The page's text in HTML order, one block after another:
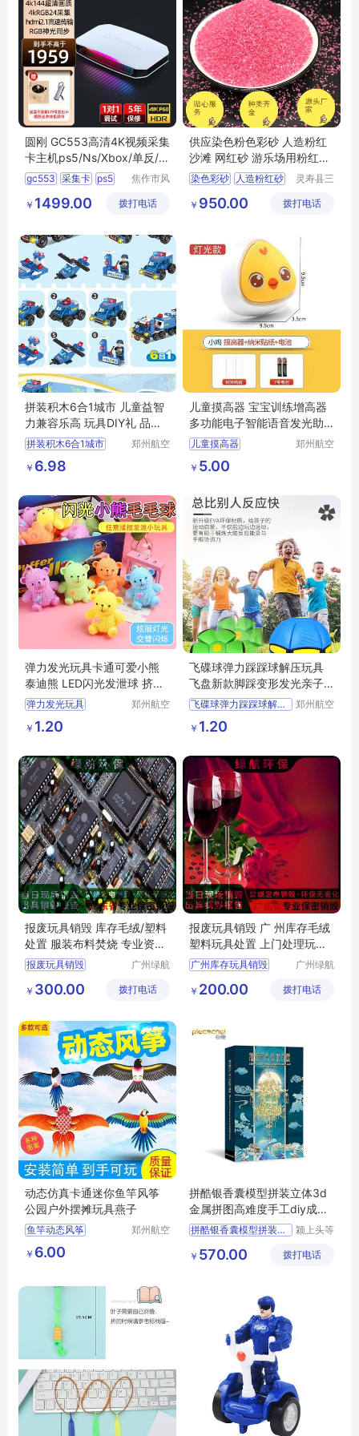
圆刚 GC553高清4K视频采集
卡主机ps5/Ns/Xbox/单反/摄
像机/游戏直播录制设备 GC5
53G2（旗舰机皇升级款GC5
53G2W)
gc553 采集卡 ps5
焦作市风
有限公司
￥ 1499.00 拨打电话
供应染色粉色彩砂 人造粉红
沙滩 网红砂 游乐场用粉红彩
砂10-20目
染色彩砂
人造粉红砂
粉色彩砂价格
灵寿县三
加工厂
￥ 950.00 拨打电话
拼装积木6合1城市 儿童益智
力兼容乐高 玩具DIY礼 品男
孩
拼装积木6合1城市
儿童益智力兼容乐高
玩具DIY礼
郑州航空
￥ 6.98
儿童摸高器 宝宝训练增高器
多功能电子智能语音发光助
高神器
儿童摸高器
宝宝训练增高器
郑州航空
￥ 5.00
弹力发光玩具卡通可爱小熊
泰迪熊 LED闪光发泄球 挤压
玩具
弹力发光玩具
卡通可爱小熊泰迪熊
LED闪光发泄球
郑州航空
￥ 1.20
飞碟球弹力踩踩球解压玩具
飞盘新款脚踩变形发光亲子
互动玩具地摊
飞碟球弹力踩踩球解压玩具
郑州航空
￥ 1.20
报废玩具销毁 库存毛绒/塑料
处置 服装布料焚烧 专业资质
出具证明
报废玩具销毁
广州绿航
有限公司
￥ 300.00 拨打电话
报废玩具销毁 广 州库存毛绒
塑料玩具处置 上门处理玩具
资料化妆品
广州库存玩具销毁
广州绿航
有限公司
￥ 200.00 拨打电话
动态仿真卡通迷你鱼竿风筝
公园户外摆摊玩具燕子
鱼竿动态风筝
户外摆摊玩具
郑州航空
￥ 6.00
拼酷银香囊模型拼装立体3d
金属拼图高难度手工diy成人
解压玩具
拼酷银香囊模型拼装立体3
颍上头等
展有限公
￥ 570.00 拨打电话